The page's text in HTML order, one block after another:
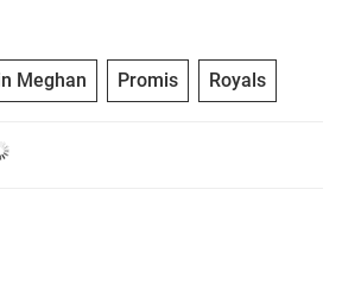
Meghan Promis Royals